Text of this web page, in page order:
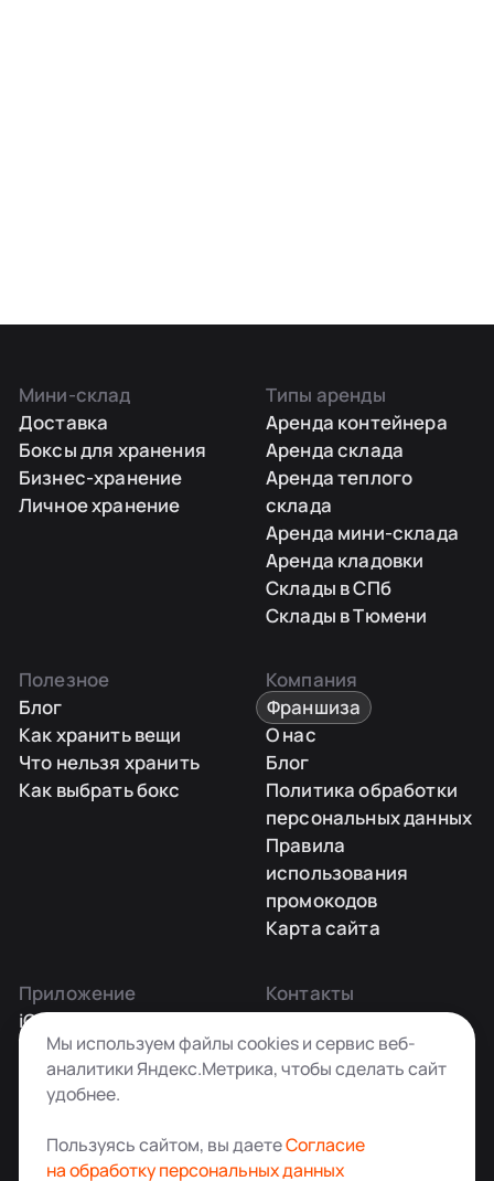
Мини-склад
Доставка
Боксы для хранения
Бизнес-хранение
Личное хранение
Типы аренды
Аренда контейнера
Аренда склада
Аренда теплого
склада
Аренда мини-склада
Аренда кладовки
Склады в СПб
Склады в Тюмени
Полезное
Блог
Как хранить вещи
Что нельзя хранить
Как выбрать бокс
Компания
Франшиза
О нас
Блог
Политика обработки
персональных данных
Правила
использования
промокодов
Карта сайта
Приложение
iOS
Android
Контакты
Заказать звонок
+7 495 181-55-45
info@kladovkin.ru
Мы используем файлы cookies и сервис веб-
аналитики Яндекс.Метрика, чтобы сделать сайт
удобнее.
Пользуясь сайтом, вы даетеСогласие
на обработку персональных данных